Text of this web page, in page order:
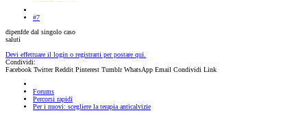
#7
dipenfde dal singolo caso
saluti
Devi effettuare il login o registrarti per postare qui.
Condividi:
Facebook Twitter Reddit Pinterest Tumblr WhatsApp Email Condividi Link
Forums
Percorsi rapidi
Per i nuovi: scegliere la terapia anticalvizie